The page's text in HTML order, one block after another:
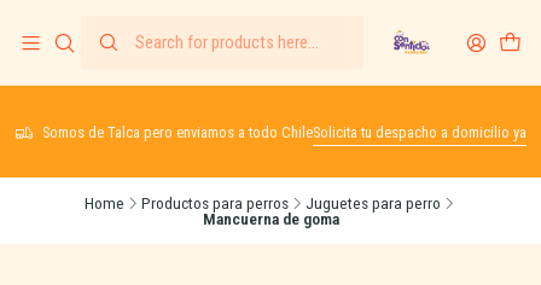
Somos de Talca pero enviamos a todo ChileSolicita tu despacho a domicilio ya
Home Productos para perros
Juguetes para perro
Mancuerna de goma